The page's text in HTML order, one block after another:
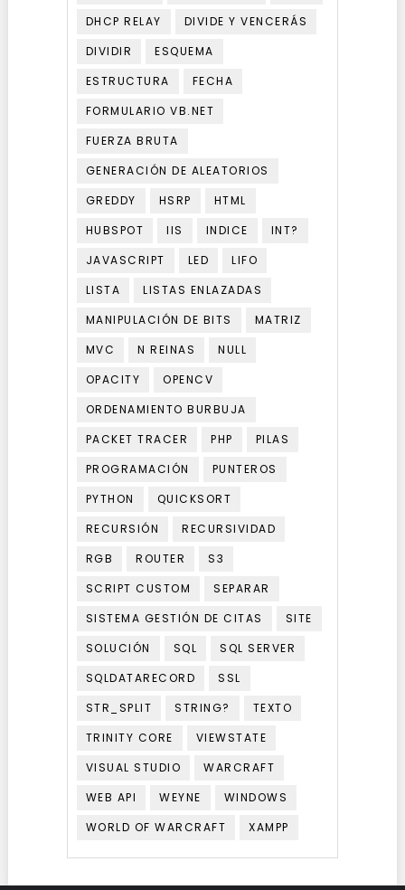
DHCP RELAY
DIVIDE Y VENCERÁS
DIVIDIR
ESQUEMA
ESTRUCTURA
FECHA
FORMULARIO VB.NET
FUERZA BRUTA
GENERACIÓN DE ALEATORIOS
GREDDY
HSRP
HTML
HUBSPOT
IIS INDICE
INT?
JAVASCRIPT
LED
LIFO
LISTA
LISTAS ENLAZADAS
MANIPULACIÓN DE BITS
MATRIZ
MVC
N REINAS
NULL
OPACITY
OPENCV
ORDENAMIENTO BURBUJA
PACKET TRACER
PHP
PILAS
PROGRAMACIÓN
PUNTEROS
PYTHON
QUICKSORT
RECURSIÓN
RECURSIVIDAD
RGB
ROUTER
S3
SCRIPT CUSTOM
SEPARAR
SISTEMA GESTIÓN DE CITAS
SITE
SOLUCIÓN
SQL
SQL SERVER
SQLDATARECORD
SSL
STR_SPLIT
STRING?
TEXTO
TRINITY CORE
VIEWSTATE
VISUAL STUDIO
WARCRAFT
WEB API
WEYNE
WINDOWS
WORLD OF WARCRAFT
XAMPP